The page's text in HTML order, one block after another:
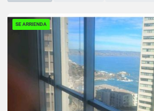
SE ARRIENDA